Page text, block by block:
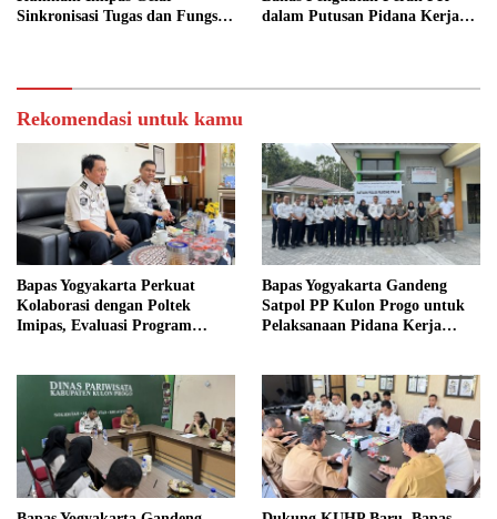
Sinkronisasi Tugas dan Fungsi
dalam Putusan Pidana Kerja
Rekomendasi untuk kamu
Bapas Yogyakarta Perkuat
Kolaborasi dengan Poltek
Imipas, Evaluasi Program
Bapas Yogyakarta Gandeng
Satpol PP Kulon Progo untuk
Pelaksanaan Pidana Kerja